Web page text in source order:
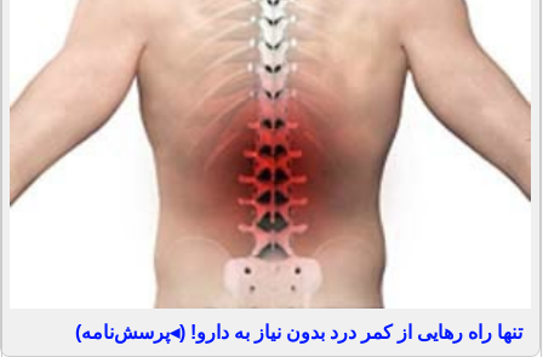
تنها راه رهایی از کمر درد بدون نیاز به دارو! (◂پرسش‌نامه)